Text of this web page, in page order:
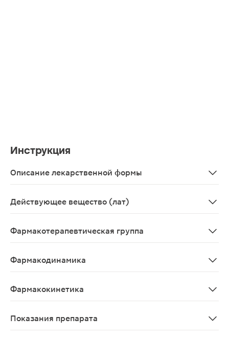
Инструкция
Описание лекарственной формы
Действующее вещество (лат)
Фармакотерапевтическая группа
Фармакодинамика
Фармакокинетика
Показания препарата